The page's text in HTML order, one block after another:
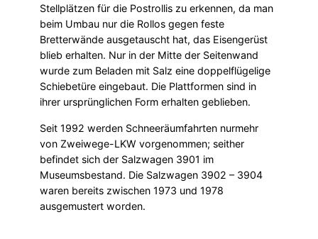
Stellplätzen für die Postrollis zu erkennen, da man
beim Umbau nur die Rollos gegen feste
Bretterwände ausgetauscht hat, das Eisengerüst
blieb erhalten. Nur in der Mitte der Seitenwand
wurde zum Beladen mit Salz eine doppelflügelige
Schiebetüre eingebaut. Die Plattformen sind in
ihrer ursprünglichen Form erhalten geblieben.
Seit 1992 werden Schneeräumfahrten nurmehr
von Zweiwege-LKW vorgenommen; seither
befindet sich der Salzwagen 3901 im
Museumsbestand. Die Salzwagen 3902 – 3904
waren bereits zwischen 1973 und 1978
ausgemustert worden.